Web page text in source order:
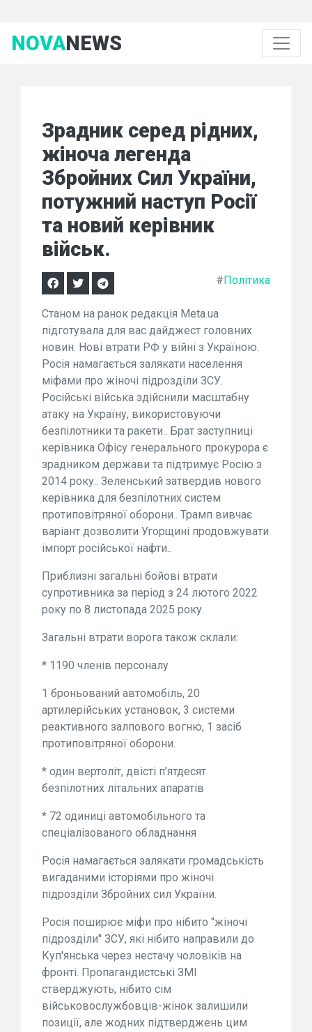
NOVANEWS
Зрадник серед рідних,
жіноча легенда
Збройних Сил України,
потужний наступ Росії
та новий керівник
військ.
#Політика
Станом на ранок редакція Meta.ua
підготувала для вас дайджест головних
новин. Нові втрати РФ у війні з Україною.
Росія намагається залякати населення
міфами про жіночі підрозділи ЗСУ.
Російські війська здійснили масштабну
атаку на Україну, використовуючи
безпілотники та ракети.. Брат заступниці
керівника Офісу генерального прокурора є
зрадником держави та підтримує Росію з
2014 року.. Зеленський затвердив нового
керівника для безпілотних систем
протиповітряної оборони.. Трамп вивчає
варіант дозволити Угорщині продовжувати
імпорт російської нафти..
Приблизні загальні бойові втрати
супротивника за період з 24 лютого 2022
року по 8 листопада 2025 року.
Загальні втрати ворога також склали:
* 1190 членів персоналу
1 броньований автомобіль, 20
артилерійських установок, 3 системи
реактивного залпового вогню, 1 засіб
протиповітряної оборони.
* один вертоліт, двісті п’ятдесят
безпілотних літальних апаратів
* 72 одиниці автомобільного та
спеціалізованого обладнання
Росія намагається залякати громадськість
вигаданими історіями про жіночі
підрозділи Збройних сил України.
Росія поширює міфи про нібито "жіночі
підрозділи" ЗСУ, які нібито направили до
Куп'янська через нестачу чоловіків на
фронті. Пропагандистські ЗМІ
стверджують, нібито сім
військовослужбовців-жінок залишили
позиції, але жодних підтверджень цим